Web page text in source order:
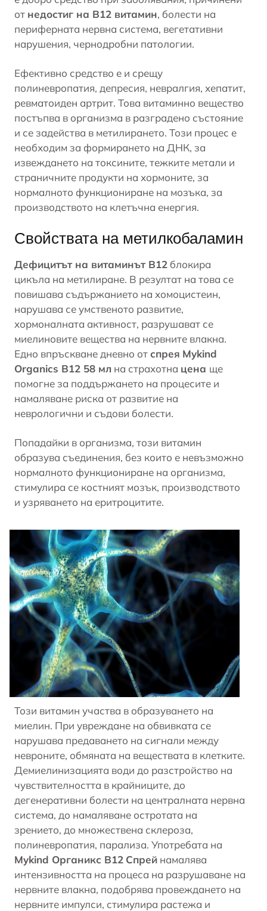
от недостиг на В12 витамин, болести на
периферната нервна система, вегетативни
нарушения, чернодробни патологии.
Ефективно средство е и срещу
полиневропатия, депресия, невралгия, хепатит,
ревматоиден артрит. Това витаминно вещество
постъпва в организма в разградено състояние
и се задейства в метилирането. Този процес е
необходим за формирането на ДНК, за
извеждането на токсините, тежките метали и
страничните продукти на хормоните, за
нормалното функциониране на мозъка, за
производството на клетъчна енергия.
Свойствата на метилкобаламин
Дефицитът на витаминът В12 блокира
цикъла на метилиране. В резултат на това се
повишава съдържанието на хомоцистеин,
нарушава се умственото развитие,
хормоналната активност, разрушават се
миелиновите вещества на нервните влакна.
Едно впръскване дневно отспрея Mykind
Organics B12 58 мл на страхотна цена ще
помогне за поддържането на процесите и
намаляване риска от развитие на
неврологични и съдови болести.
Попадайки в организма, този витамин
образува съединения, без които е невъзможно
нормалното функциониране на организма,
стимулира се костният мозък, производството
и узряването на еритроцитите.
Този витамин участва в образуването на
миелин. При увреждане на обвивката се
нарушава предаването на сигнали между
невроните, обмяната на веществата в клетките.
Демиелинизацията води до разстройство на
чувствителността в крайниците, до
дегенеративни болести на централната нервна
система, до намаляване остротата на
зрението, до множествена склероза,
полиневропатия, парализа. Употребата на
Mykind Органикс B12 Спрей намалява
интензивността на процеса на разрушаване на
нервните влакна, подобрява провеждането на
нервните импулси, стимулира растежа и